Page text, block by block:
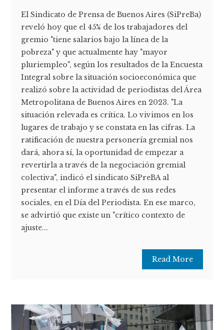
El Sindicato de Prensa de Buenos Aires (SiPreBa)
reveló hoy que el 45% de los trabajadores del
gremio "tiene salarios bajo la línea de la
pobreza" y que actualmente hay "mayor
pluriempleo", según los resultados de la Encuesta
Integral sobre la situación socioeconómica que
realizó sobre la actividad de periodistas del Área
Metropolitana de Buenos Aires en 2023. "La
situación relevada es crítica. Lo vivimos en los
lugares de trabajo y se constata en las cifras. La
ratificación de nuestra personería gremial nos
dará, ahora sí, la oportunidad de empezar a
revertirla a través de la negociación gremial
colectiva", indicó el sindicato SiPreBA al
presentar el informe a través de sus redes
sociales, en el Día del Periodista. En ese marco,
se advirtió que existe un "crítico contexto de
ajuste...
Read More